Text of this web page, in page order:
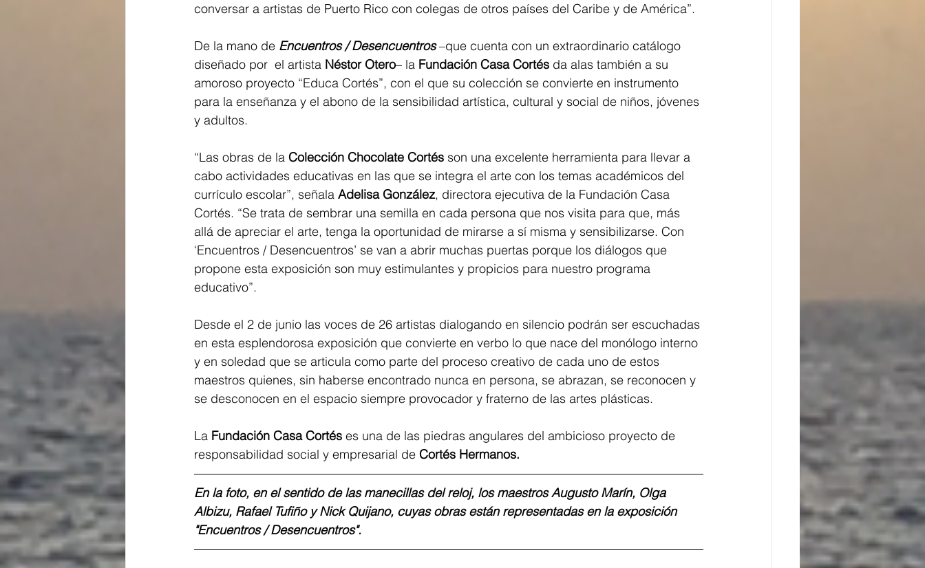
conversar a artistas de Puerto Rico con colegas de otros países del Caribe y de América”.
De la mano de Encuentros / Desencuentros –que cuenta con un extraordinario catálogo
diseñado por  el artista Néstor Otero– la Fundación Casa Cortés da alas también a su
amoroso proyecto “Educa Cortés”, con el que su colección se convierte en instrumento
para la enseñanza y el abono de la sensibilidad artística, cultural y social de niños, jóvenes
y adultos.
“Las obras de la Colección Chocolate Cortés son una excelente herramienta para llevar a
cabo actividades educativas en las que se integra el arte con los temas académicos del
currículo escolar”, señala Adelisa González, directora ejecutiva de la Fundación Casa
Cortés. “Se trata de sembrar una semilla en cada persona que nos visita para que, más
allá de apreciar el arte, tenga la oportunidad de mirarse a sí misma y sensibilizarse. Con
‘Encuentros / Desencuentros’ se van a abrir muchas puertas porque los diálogos que
propone esta exposición son muy estimulantes y propicios para nuestro programa
educativo”.
Desde el 2 de junio las voces de 26 artistas dialogando en silencio podrán ser escuchadas
en esta esplendorosa exposición que convierte en verbo lo que nace del monólogo interno
y en soledad que se articula como parte del proceso creativo de cada uno de estos
maestros quienes, sin haberse encontrado nunca en persona, se abrazan, se reconocen y
se desconocen en el espacio siempre provocador y fraterno de las artes plásticas.
La Fundación Casa Cortés es una de las piedras angulares del ambicioso proyecto de
responsabilidad social y empresarial de Cortés Hermanos.
En la foto, en el sentido de las manecillas del reloj, los maestros Augusto Marín, Olga
Albizu, Rafael Tufiño y Nick Quijano, cuyas obras están representadas en la exposición
"Encuentros / Desencuentros".